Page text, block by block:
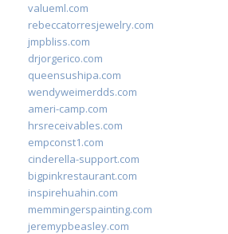
valueml.com
rebeccatorresjewelry.com
jmpbliss.com
drjorgerico.com
queensushipa.com
wendyweimerdds.com
ameri-camp.com
hrsreceivables.com
empconst1.com
cinderella-support.com
bigpinkrestaurant.com
inspirehuahin.com
memmingerspainting.com
jeremypbeasley.com